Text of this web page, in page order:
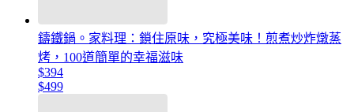
鑄鐵鍋。家料理：鎖住原味，究極美味！煎煮炒炸燉蒸
烤，100道簡單的幸福滋味
$394
$499